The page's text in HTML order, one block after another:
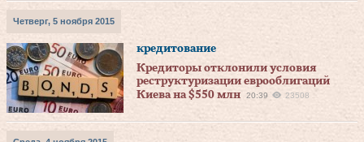
Четверг, 5 ноября 2015
кредитование
Кредиторы отклонили условия
реструктуризации еврооблигаций
Киева на $550 млн
20:39 23508